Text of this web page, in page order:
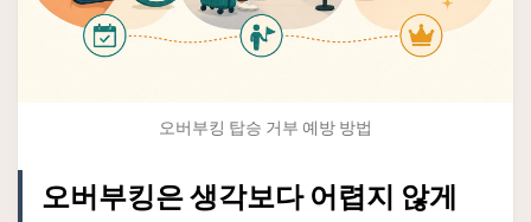
오버부킹 탑승 거부 예방 방법
오버부킹은 생각보다 어렵지 않게